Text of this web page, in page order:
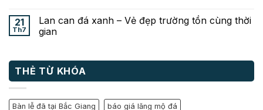
21
Th7
Lan can đá xanh – Vẻ đẹp trường tồn cùng thời
gian
THẺ TỪ KHÓA
Bàn lễ đã tại Bắc Giang báo giá lăng mộ đá